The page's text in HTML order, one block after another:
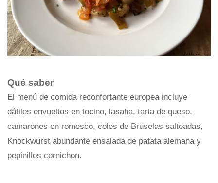
Qué saber
El menú de comida reconfortante europea incluye
dátiles envueltos en tocino, lasaña, tarta de queso,
camarones en romesco, coles de Bruselas salteadas,
Knockwurst abundante ensalada de patata alemana y
pepinillos cornichon.